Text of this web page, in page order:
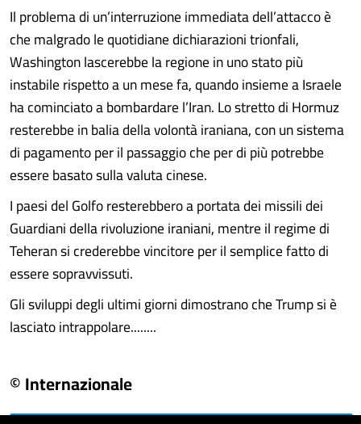
Il problema di un’interruzione immediata dell’attacco è
che malgrado le quotidiane dichiarazioni trionfali,
Washington lascerebbe la regione in uno stato più
instabile rispetto a un mese fa, quando insieme a Israele
ha cominciato a bombardare l’Iran. Lo stretto di Hormuz
resterebbe in balia della volontà iraniana, con un sistema
di pagamento per il passaggio che per di più potrebbe
essere basato sulla valuta cinese.
I paesi del Golfo resterebbero a portata dei missili dei
Guardiani della rivoluzione iraniani, mentre il regime di
Teheran si crederebbe vincitore per il semplice fatto di
essere sopravvissuti.
Gli sviluppi degli ultimi giorni dimostrano che Trump si è
lasciato intrappolare........
© Internazionale